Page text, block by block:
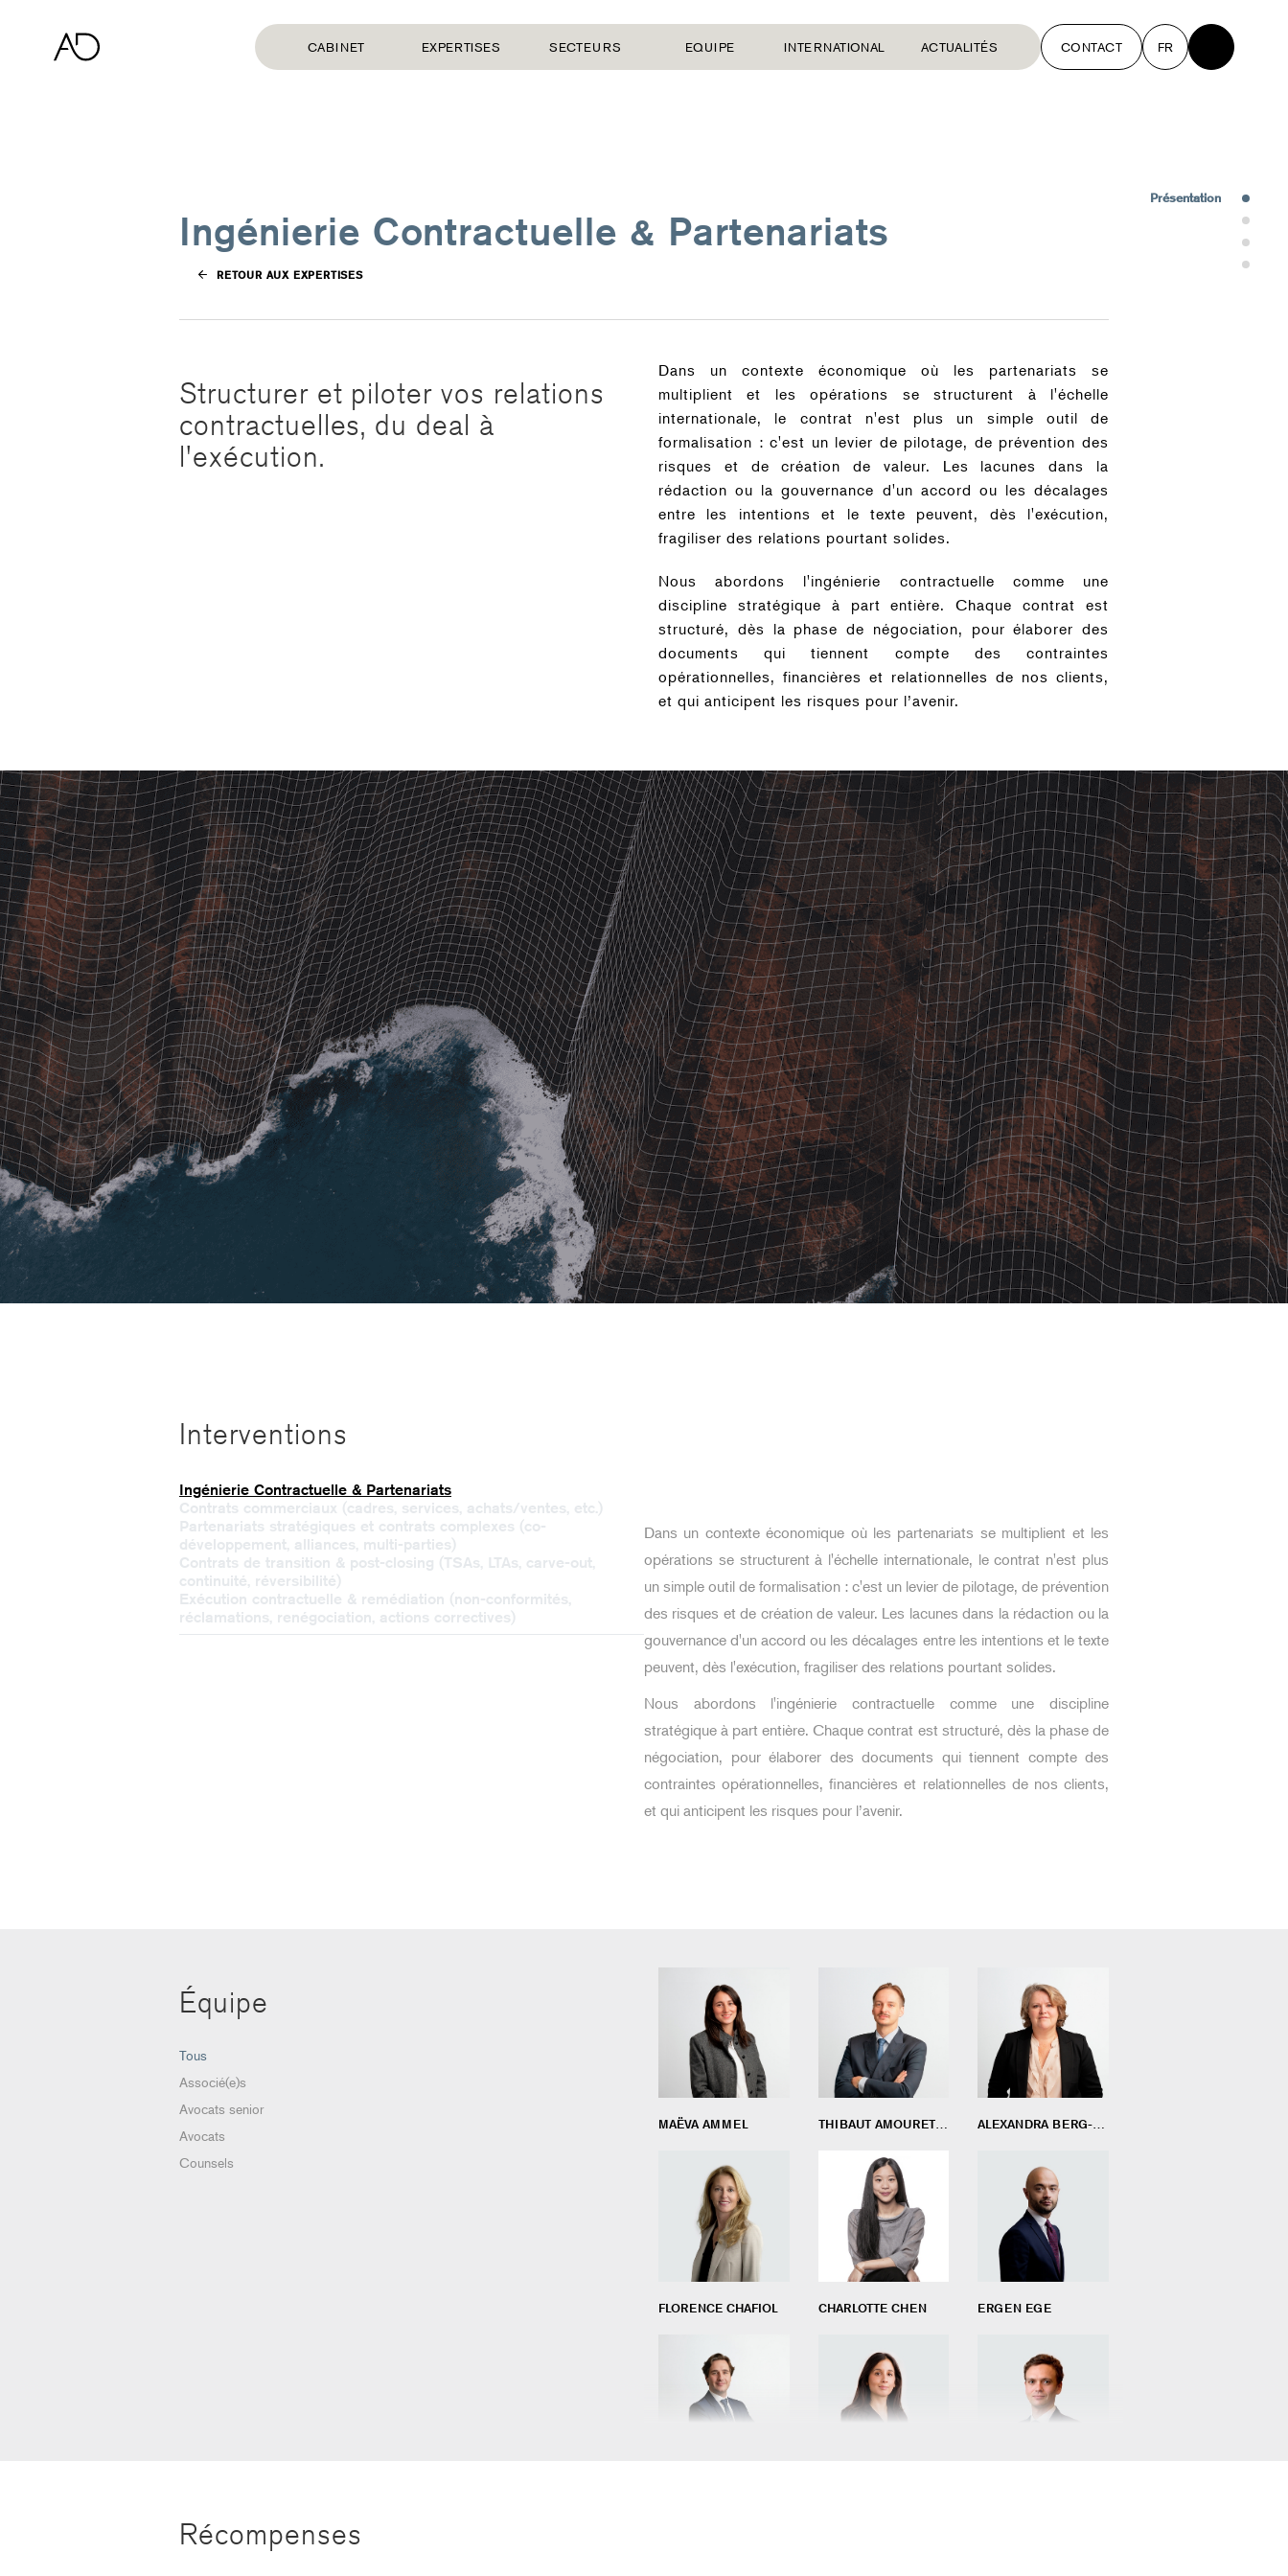
CABINET EXPERTISES SECTEURS EQUIPE INTERNATIONAL ACTUALITÉS CONTACT FR
Ingénierie Contractuelle & Partenariats
RETOUR AUX EXPERTISES
Structurer et piloter vos relations
contractuelles, du deal à
l'exécution.
Dans un contexte économique où les partenariats se
multiplient et les opérations se structurent à l'échelle
internationale, le contrat n'est plus un simple outil de
formalisation : c'est un levier de pilotage, de prévention des
risques et de création de valeur. Les lacunes dans la
rédaction ou la gouvernance d'un accord ou les décalages
entre les intentions et le texte peuvent, dès l'exécution,
fragiliser des relations pourtant solides.
Nous abordons l'ingénierie contractuelle comme une
discipline stratégique à part entière. Chaque contrat est
structuré, dès la phase de négociation, pour élaborer des
documents qui tiennent compte des contraintes
opérationnelles, financières et relationnelles de nos clients,
et qui anticipent les risques pour l’avenir.
Interventions
Ingénierie Contractuelle & Partenariats
Contrats commerciaux (cadres, services, achats/ventes, etc.)
Partenariats stratégiques et contrats complexes (co-
développement, alliances, multi-parties)
Contrats de transition & post-closing (TSAs, LTAs, carve-out,
continuité, réversibilité)
Exécution contractuelle & remédiation (non-conformités,
réclamations, renégociation, actions correctives)
Dans un contexte économique où les partenariats se multiplient et les
opérations se structurent à l'échelle internationale, le contrat n'est plus
un simple outil de formalisation : c'est un levier de pilotage, de prévention
des risques et de création de valeur. Les lacunes dans la rédaction ou la
gouvernance d'un accord ou les décalages entre les intentions et le texte
peuvent, dès l'exécution, fragiliser des relations pourtant solides.
Nous abordons l'ingénierie contractuelle comme une discipline
stratégique à part entière. Chaque contrat est structuré, dès la phase de
négociation, pour élaborer des documents qui tiennent compte des
contraintes opérationnelles, financières et relationnelles de nos clients,
et qui anticipent les risques pour l’avenir.
Équipe
Tous
Associé(e)s
Avocats senior
Avocats
Counsels
MAËVA AMMEL THIBAUT AMOURETTE ALEXANDRA BERG-MOUSSA
FLORENCE CHAFIOL CHARLOTTE CHEN ERGEN EGE
Récompenses
Présentation